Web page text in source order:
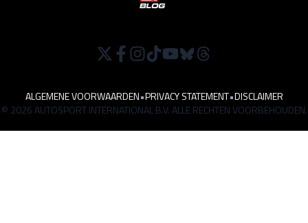
ALGEMENE VOORWAARDEN•PRIVACY STATEMENT•DISCLAIMER
© 2026 AUTOSPORT INTERNATIONAL B.V. ALLE RECHTEN VOORBEHOUDEN.